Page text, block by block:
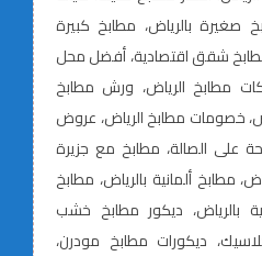
صغيرة بالرياض، مطابخ كبيرة
شقق اقتصادية، أفضل محل
مطابخ الرياض، ورش مطابخ
خصومات مطابخ الرياض، عروض
على الصالة، مطابخ مع جزيرة
مطابخ ألمانية بالرياض، مطابخ
بالرياض، ديكور مطابخ خشب
ديكورات مطابخ مودرن،